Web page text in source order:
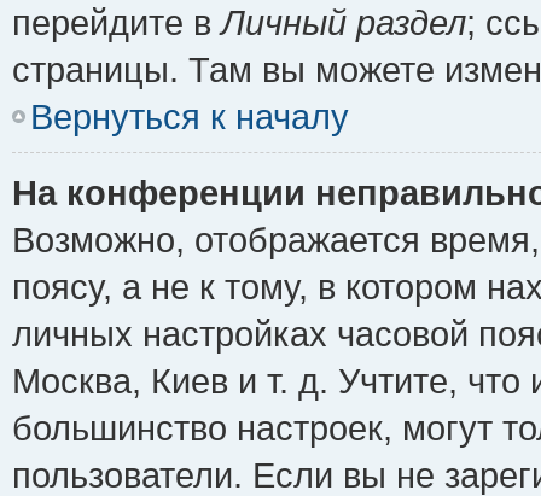
перейдите вЛичный раздел;
страницы. Там вы можете
Вернуться к началу
На конференции
Возможно, отображается
поясу, а не к тому, в котором
личных настройках часовой
Москва, Киев и т. д. Учтите, что
большинство настроек, могут
пользователи. Если вы не